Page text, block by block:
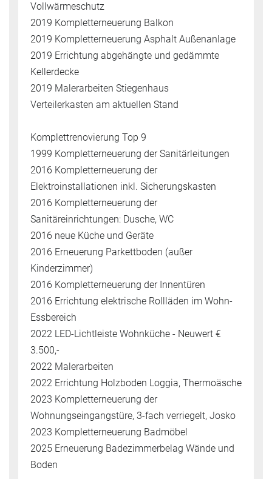
Vollwärmeschutz
2019 Kompletterneuerung Balkon
2019 Kompletterneuerung Asphalt Außenanlage
2019 Errichtung abgehängte und gedämmte
Kellerdecke
2019 Malerarbeiten Stiegenhaus
Verteilerkasten am aktuellen Stand
Komplettrenovierung Top 9
1999 Kompletterneuerung der Sanitärleitungen
2016 Kompletterneuerung der
Elektroinstallationen inkl. Sicherungskasten
2016 Kompletterneuerung der
Sanitäreinrichtungen: Dusche, WC
2016 neue Küche und Geräte
2016 Erneuerung Parkettboden (außer
Kinderzimmer)
2016 Kompletterneuerung der Innentüren
2016 Errichtung elektrische Rollläden im Wohn-
Essbereich
2022 LED-Lichtleiste Wohnküche - Neuwert €
3.500,-
2022 Malerarbeiten
2022 Errichtung Holzboden Loggia, Thermoäsche
2023 Kompletterneuerung der
Wohnungseingangstüre, 3-fach verriegelt, Josko
2023 Kompletterneuerung Badmöbel
2025 Erneuerung Badezimmerbelag Wände und
Boden